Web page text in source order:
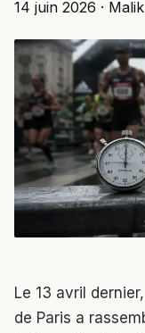
14 juin 2026 ·
Le 13 avril
de Paris a